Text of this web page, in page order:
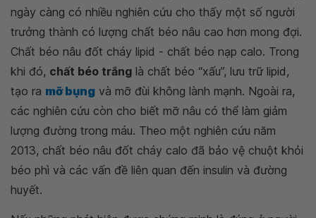
ngày càng có nhiều nghiên cứu cho thấy một số người
trưởng thành có lượng chất béo nâu cao hơn mong đợi.
Chất béo nâu đốt cháy lipid - chất béo nạp calo. Trong
khi đó, chất béo trắng là chất béo “xấu”, lưu trữ lipid,
tạo ra mỡ bụng và mỡ đùi không lành mạnh. Ngoài ra,
các nghiên cứu còn cho biết mỡ nâu có thể làm giảm
lượng đường trong máu. Theo một nghiên cứu năm
2013, chất béo nâu đốt cháy calo đã bảo vệ chuột khỏi
béo phì và các vấn đề liên quan đến insulin và đường
huyết.